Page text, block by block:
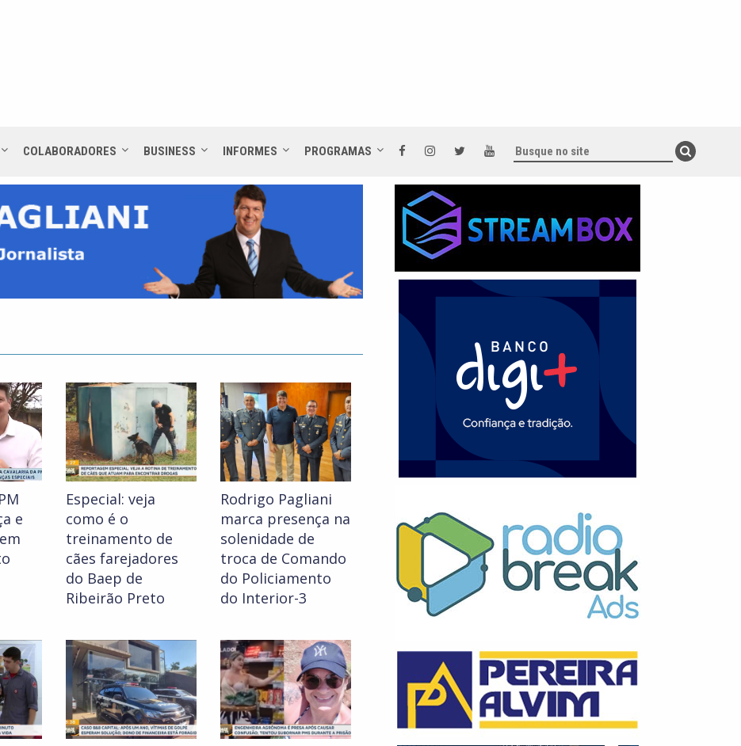
COLABORADORES BUSINESS INFORMES PROGRAMAS
e
Especial: veja
como é o
treinamento de
cães farejadores
do Baep de
Ribeirão Preto
Rodrigo Pagliani
marca presença na
solenidade de
troca de Comando
do Policiamento
do Interior-3